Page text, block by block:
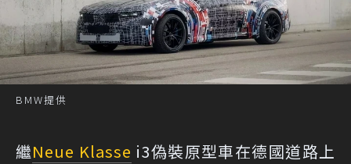
BMW提供
繼Neue Klasse i3偽裝原型車在德國道路上